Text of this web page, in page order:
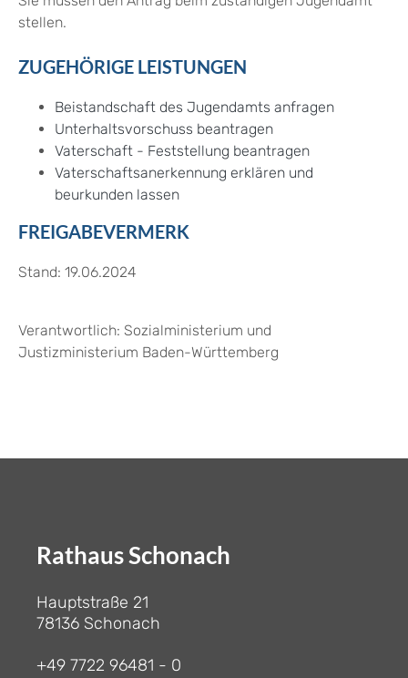
stellen.
ZUGEHÖRIGE LEISTUNGEN
Beistandschaft des Jugendamts anfragen
Unterhaltsvorschuss beantragen
Vaterschaft - Feststellung beantragen
Vaterschaftsanerkennung erklären und
beurkunden lassen
FREIGABEVERMERK
Stand: 19.06.2024
Verantwortlich: Sozialministerium und
Justizministerium Baden-Württemberg
Rathaus Schonach
Hauptstraße 21
78136 Schonach
+49 7722 96481 - 0